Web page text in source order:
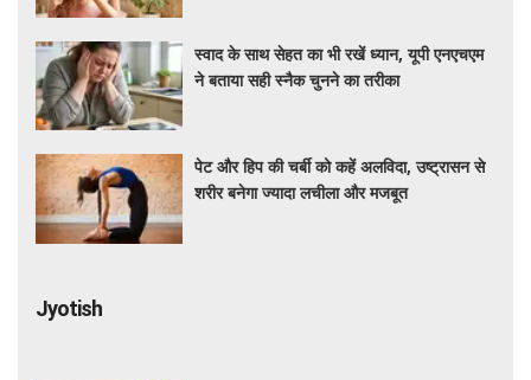
स्वाद के साथ सेहत का भी रखें ध्यान, यूपी एनएचएम
ने बताया सही स्नैक चुनने का तरीका
पेट और हिप की चर्बी को कहें अलविदा, उष्ट्रासन से
शरीर बनेगा ज्यादा लचीला और मजबूत
Jyotish